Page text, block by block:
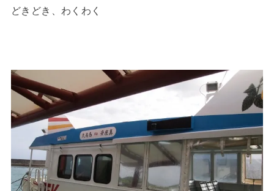
どきどき、わくわく